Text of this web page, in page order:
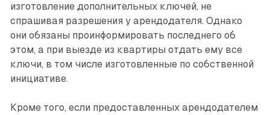
изготовление дополнительных ключей, не
спрашивая разрешения у арендодателя. Однако
они обязаны проинформировать последнего об
этом, а при выезде из квартиры отдать ему все
ключи, в том числе изготовленные по собственной
инициативе.
Кроме того, если предоставленных арендодателем